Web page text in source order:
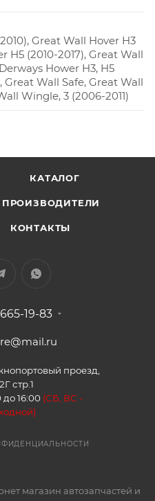
Great Wall Hover H3
H5 (2010-2017), Great Wall
Hower H3, H5
Great Wall Safe, Great Wall
Wingle, 3 (2006-2011)
КАТАЛОГ
ПРОИЗВОДИТЕЛИ
КОНТАКТЫ
19-83
проезд,
стр.1
16:00 (СБ, ВС -
магазин автозапчастей и